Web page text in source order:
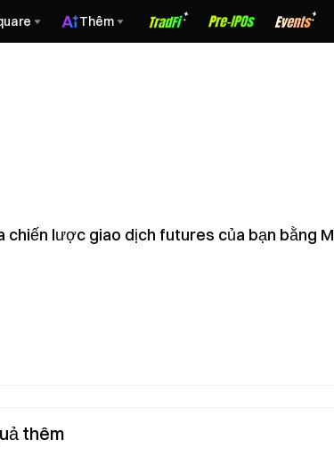
Thêm
chiến lược giao dịch futures của bạn bằng
thêm